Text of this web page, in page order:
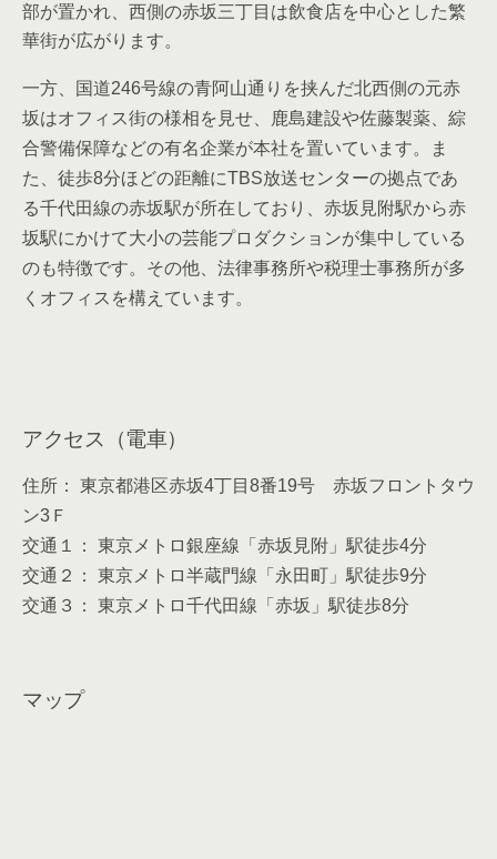
部が置かれ、西側の赤坂三丁目は飲食店を中心とした繁
華街が広がります。
一方、国道246号線の青阿山通りを挟んだ北西側の元赤
坂はオフィス街の様相を見せ、鹿島建設や佐藤製薬、綜
合警備保障などの有名企業が本社を置いています。ま
た、徒歩8分ほどの距離にTBS放送センターの拠点であ
る千代田線の赤坂駅が所在しており、赤坂見附駅から赤
坂駅にかけて大小の芸能プロダクションが集中している
のも特徴です。その他、法律事務所や税理士事務所が多
くオフィスを構えています。
アクセス（電車）
住所： 東京都港区赤坂4丁目8番19号 赤坂フロントタウ
ン3Ｆ
交通１： 東京メトロ銀座線「赤坂見附」駅徒歩4分
交通２： 東京メトロ半蔵門線「永田町」駅徒歩9分
交通３： 東京メトロ千代田線「赤坂」駅徒歩8分
マップ